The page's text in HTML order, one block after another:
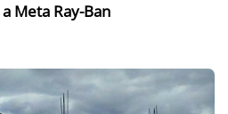
Meta Ray-Ban